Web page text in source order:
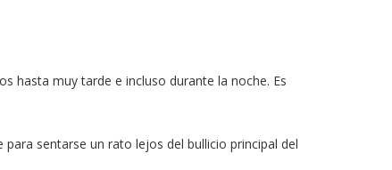
hasta muy tarde e incluso durante la noche. Es
sentarse un rato lejos del bullicio principal del